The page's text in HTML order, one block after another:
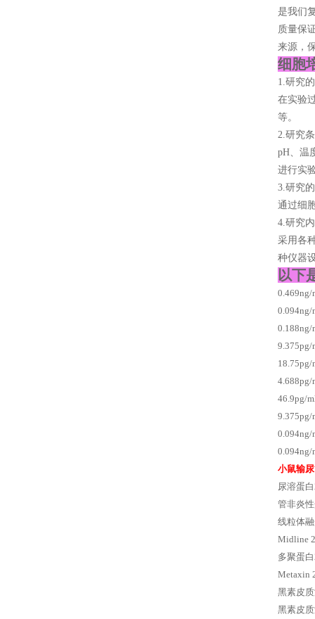
是我们
质量保
来源，
细胞
1.研究
在实验
等。
2.研究
pH、温
进行实
3.研究
通过细
4.研究
采用各
种仪器
以下
0.469ng/
0.094ng/
9.375pg/
4.688pg/
46.9pg/
9.375pg/
0.094ng/
小鼠输
尿溶蛋
管非炎
线粒体
Midline
多聚蛋
Metaxin
黑素皮
黑素皮